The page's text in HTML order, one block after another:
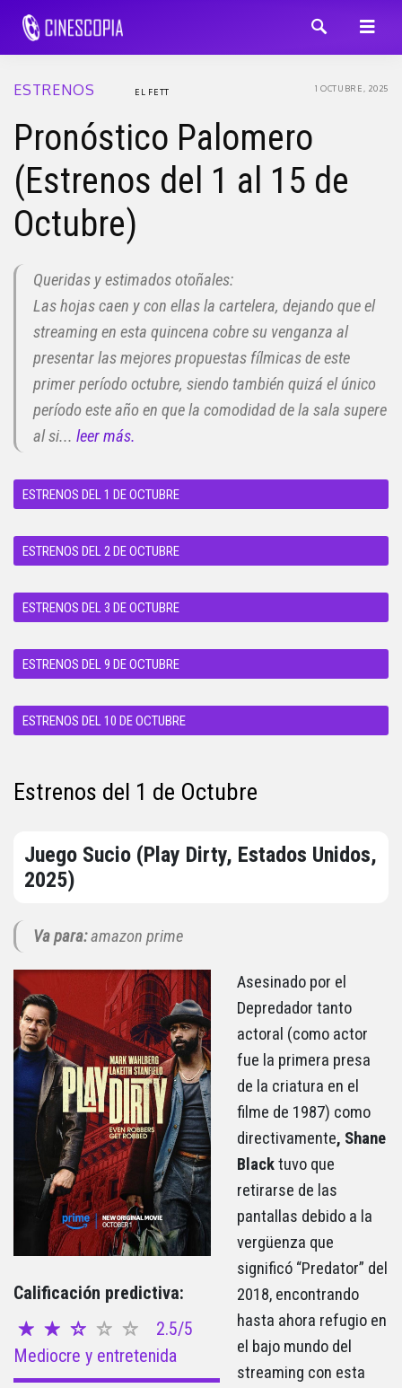
ESTRENOS 1 OCTUBRE, 2025
EL FETT
Pronóstico Palomero
(Estrenos del 1 al 15 de
Octubre)
Queridas y estimados otoñales:
Las hojas caen y con ellas la cartelera, dejando que el
streaming en esta quincena cobre su venganza al
presentar las mejores propuestas fílmicas de este
primer período octubre, siendo también quizá el único
período este año en que la comodidad de la sala supere
al si... leer más.
ESTRENOS DEL 1 DE OCTUBRE
ESTRENOS DEL 2 DE OCTUBRE
ESTRENOS DEL 3 DE OCTUBRE
ESTRENOS DEL 9 DE OCTUBRE
ESTRENOS DEL 10 DE OCTUBRE
Estrenos del 1 de Octubre
Juego Sucio (Play Dirty, Estados Unidos,
2025)
Va para:amazon prime
Calificación predictiva:
2.5/5
Mediocre y entretenida
Asesinado por el
Depredador tanto
actoral (como actor
fue la primera presa
de la criatura en el
filme de 1987) como
directivamente, Shane
Blacktuvo que
retirarse de las
pantallas debido a la
vergüenza que
significó “Predator” del
2018, encontrando
hasta ahora refugio en
el bajo mundo del
streaming con esta